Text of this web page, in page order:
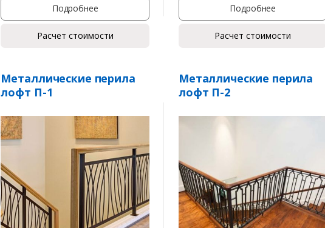
Ваш телефон*
Комментарий к заказу
Подробнее
Расчет стоимости
Подробнее
Расчет стоимости
Металлические перила
лофт П-1
Металлические перила
лофт П-2